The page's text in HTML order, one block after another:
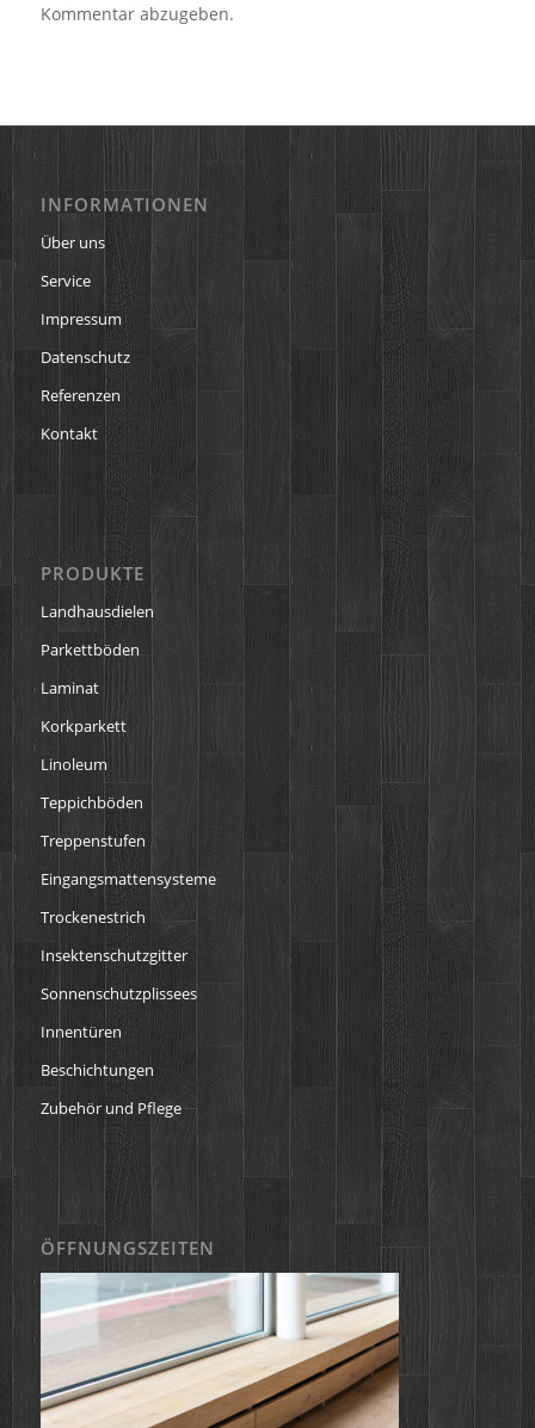
Kommentar abzugeben.
INFORMATIONEN
Über uns
Service
Impressum
Datenschutz
Referenzen
Kontakt
PRODUKTE
Landhausdielen
Parkettböden
Laminat
Korkparkett
Linoleum
Teppichböden
Treppenstufen
Eingangsmattensysteme
Trockenestrich
Insektenschutzgitter
Sonnenschutzplissees
Innentüren
Beschichtungen
Zubehör und Pflege
ÖFFNUNGSZEITEN